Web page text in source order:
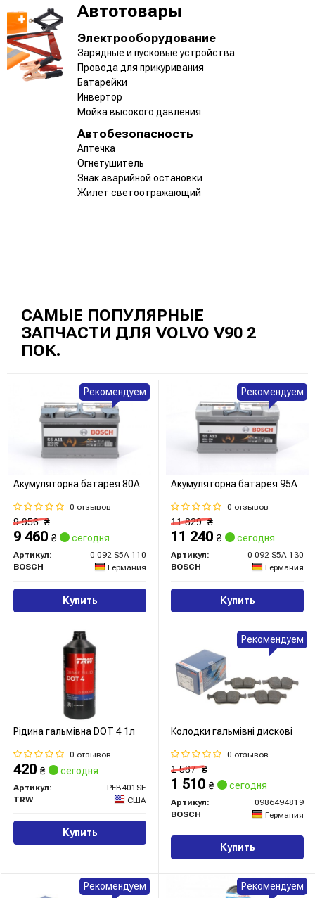
Автотовары
Электрооборудование
Зарядные и пусковые устройства
Провода для прикуривания
Батарейки
Инвертор
Мойка высокого давления
Автобезопасность
Аптечка
Огнетушитель
Знак аварийной остановки
Жилет светоотражающий
САМЫЕ ПОПУЛЯРНЫЕ
ЗАПЧАСТИ ДЛЯ VOLVO V90 2
ПОК.
Акумуляторна батарея 80А
0 отзывов
9 956₴
9 460 ₴ сегодня
Артикул:
0 092 S5A 110
BOSCH
Германия
Купить
Рекомендуем
Акумуляторна батарея 95А
0 отзывов
11 829₴
11 240 ₴ сегодня
Артикул:
0 092 S5A 130
BOSCH
Германия
Купить
Рекомендуем
Рідина гальмівна DOT 4 1л
0 отзывов
420 ₴ сегодня
Артикул:
PFB401SE
TRW
США
Купить
Колодки гальмівні дискові
0 отзывов
1 587₴
1 510 ₴ сегодня
Артикул:
0986494819
BOSCH
Германия
Купить
Рекомендуем
Рекомендуем Рекомендуем